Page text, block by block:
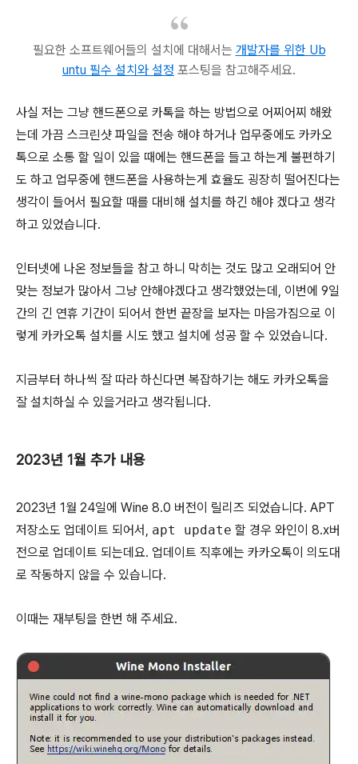
필요한 소프트웨어들의 설치에 대해서는 개발자를 위한 Ub
untu 필수 설치와 설정 포스팅을 참고해주세요.
사실 저는 그냥 핸드폰으로 카톡을 하는 방법으로 어찌어찌 해왔
는데 가끔 스크린샷 파일을 전송 해야 하거나 업무중에도 카카오
톡으로 소통 할 일이 있을 때에는 핸드폰을 들고 하는게 불편하기
도 하고 업무중에 핸드폰을 사용하는게 효율도 굉장히 떨어진다는
생각이 들어서 필요할 때를 대비해 설치를 하긴 해야 겠다고 생각
하고 있었습니다.
인터넷에 나온 정보들을 참고 하니 막히는 것도 많고 오래되어 안
맞는 정보가 많아서 그냥 안해야겠다고 생각했었는데, 이번에 9일
간의 긴 연휴 기간이 되어서 한번 끝장을 보자는 마음가짐으로 이
렇게 카카오톡 설치를 시도 했고 설치에 성공 할 수 있었습니다.
지금부터 하나씩 잘 따라 하신다면 복잡하기는 해도 카카오톡을
잘 설치하실 수 있을거라고 생각됩니다.
2023년 1월 추가 내용
2023년 1월 24일에 Wine 8.0 버전이 릴리즈 되었습니다. APT
저장소도 업데이트 되어서, apt update 할 경우 와인이 8.x버
전으로 업데이트 되는데요. 업데이트 직후에는 카카오톡이 의도대
로 작동하지 않을 수 있습니다.
이때는 재부팅을 한번 해 주세요.